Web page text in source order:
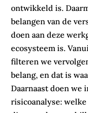
ontwikkeld is.
belangen van de
doen aan deze
ecosysteem is.
filteren we
belang, en dat is
Daarnaast doen we
risicoanalyse: